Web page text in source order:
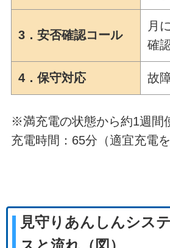
3．安否確認コール
月
確
4 ．保守対応 故
※満充電の状態から約1週間
充電時間：65分（適宜充電
見守りあんしんシス